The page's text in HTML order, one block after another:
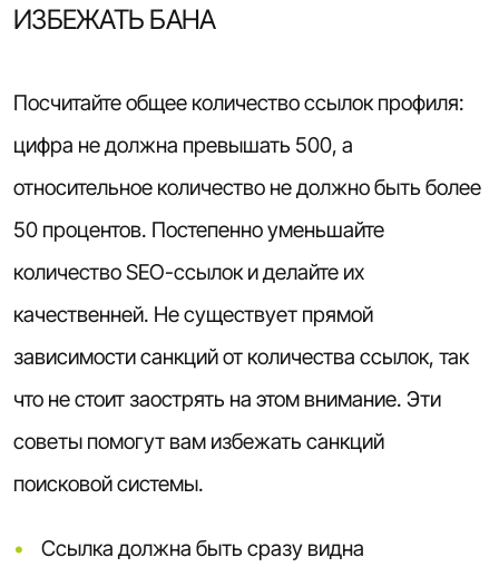
ИЗБЕЖАТЬ БАНА
Посчитайте общее количество ссылок профиля:
цифра не должна превышать 500, а
относительное количество не должно быть более
50 процентов. Постепенно уменьшайте
количество SEO-ссылок и делайте их
качественней. Не существует прямой
зависимости санкций от количества ссылок, так
что не стоит заострять на этом внимание. Эти
советы помогут вам избежать санкций
поисковой системы.
Ссылка должна быть сразу видна